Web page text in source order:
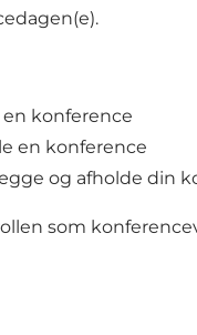
konference
en konference
og afholde din
som